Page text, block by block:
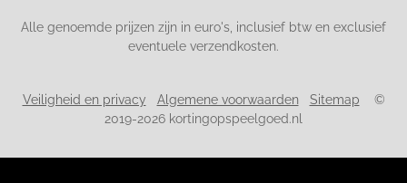
Alle genoemde prijzen zijn in euro's, inclusief btw en exclusief
eventuele verzendkosten.
Veiligheid en privacy Algemene voorwaarden Sitemap ©
2019-2026 kortingopspeelgoed.nl